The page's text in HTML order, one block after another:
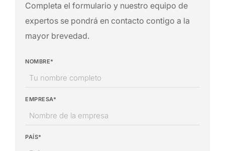
Completa el formulario y nuestro equipo de
expertos se pondrá en contacto contigo a la
mayor brevedad.
NOMBRE*
EMPRESA*
PAÍS*